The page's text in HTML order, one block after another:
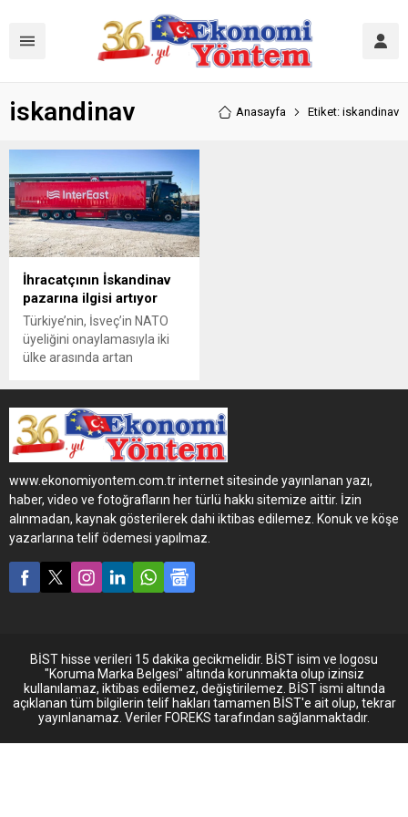
iskandinav Anasayfa Etiket: iskandinav
İhracatçının İskandinav
pazarına ilgisi artıyor
Türkiye’nin, İsveç’in NATO
üyeliğini onaylamasıyla iki
ülke arasında artan
İskandinav pazarına ilgisini
de artırıyor. Türk girişimcileri,
kuzey ülkelerindeki iş
fırsatlarını araştırıyor. İsveç
merkezli küresel lojistik
şirketi Intereast Logistics de
artan ilgi üzerine Türkiye-
İskandinavya hattında ultra
ekspres hizmetiyle 12 günü
güne kadar indirdi.
www.ekonomiyontem.com.tr internet sitesinde yayınlanan yazı,
haber, video ve fotoğrafların her türlü hakkı sitemize aittir. İzin
alınmadan, kaynak gösterilerek dahi iktibas edilemez. Konuk ve köşe
yazarlarına telif ödemesi yapılmaz.
BİST hisse verileri 15 dakika gecikmelidir. BİST isim ve logosu
"Koruma Marka Belgesi" altında korunmakta olup izinsiz
kullanılamaz, iktibas edilemez, değiştirilemez. BİST ismi altında
açıklanan tüm bilgilerin telif hakları tamamen BİST'e ait olup, tekrar
yayınlanamaz. Veriler FOREKS tarafından sağlanmaktadır.